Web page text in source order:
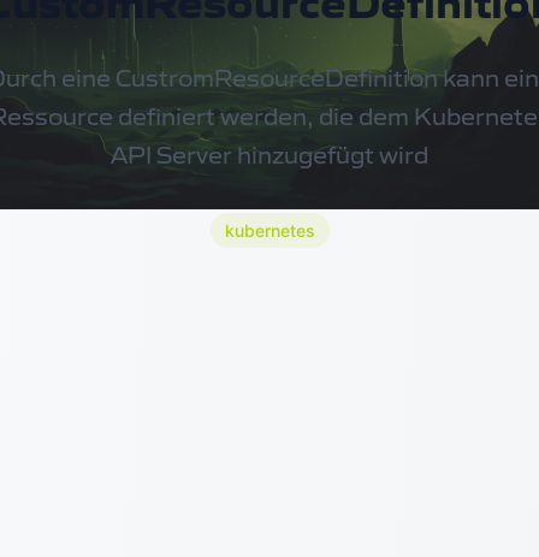
eine CustromResourceDefinition kann
definiert werden, die dem
API Server hinzugefügt wird
kubernetes